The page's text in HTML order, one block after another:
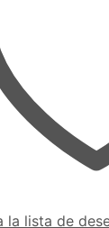
la lista de